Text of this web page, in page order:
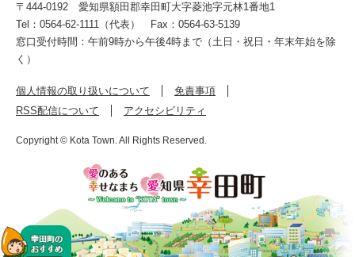
〒444-0192
愛知県額田郡幸田町大字菱池字元林1番地1
Tel：0564-62-1111（代表）
Fax：0564-63-5139
窓口受付時間：午前9時から午後4時まで（土日・祝日・年末年始を除
く）
個人情報の取り扱いについて
免責事項
RSS配信について
アクセシビリティ
Copyright © Kota Town. All Rights Reserved.